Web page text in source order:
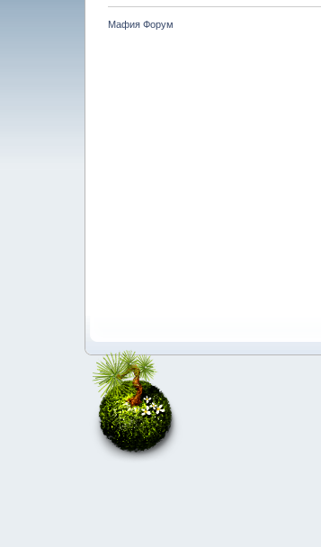
Мафия Форум